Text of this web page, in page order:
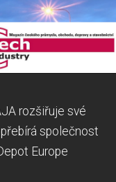
rozšiřuje své
společnost
Europe